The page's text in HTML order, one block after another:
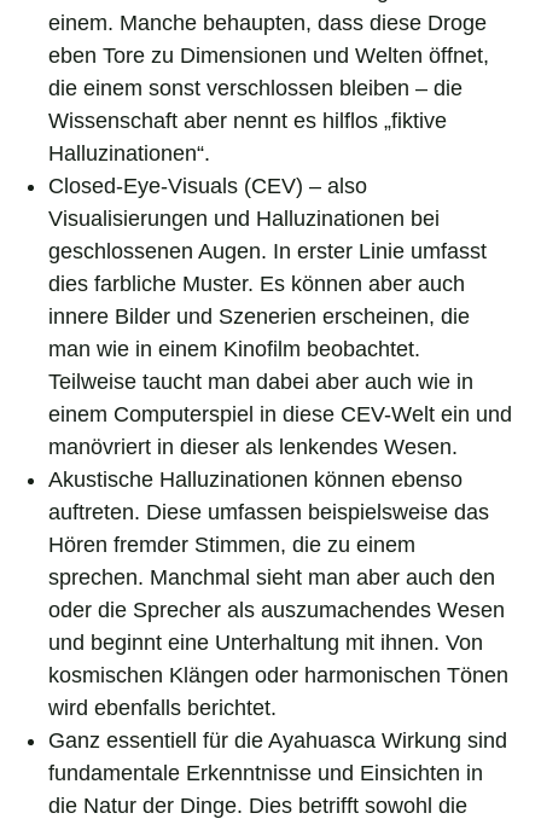
einem. Manche behaupten, dass diese Droge
eben Tore zu Dimensionen und Welten öffnet,
die einem sonst verschlossen bleiben – die
Wissenschaft aber nennt es hilflos „fiktive
Halluzinationen“.
Closed-Eye-Visuals (CEV) – also
Visualisierungen und Halluzinationen bei
geschlossenen Augen. In erster Linie umfasst
dies farbliche Muster. Es können aber auch
innere Bilder und Szenerien erscheinen, die
man wie in einem Kinofilm beobachtet.
Teilweise taucht man dabei aber auch wie in
einem Computerspiel in diese CEV-Welt ein und
manövriert in dieser als lenkendes Wesen.
Akustische Halluzinationen können ebenso
auftreten. Diese umfassen beispielsweise das
Hören fremder Stimmen, die zu einem
sprechen. Manchmal sieht man aber auch den
oder die Sprecher als auszumachendes Wesen
und beginnt eine Unterhaltung mit ihnen. Von
kosmischen Klängen oder harmonischen Tönen
wird ebenfalls berichtet.
Ganz essentiell für die Ayahuasca Wirkung sind
fundamentale Erkenntnisse und Einsichten in
die Natur der Dinge. Dies betrifft sowohl die